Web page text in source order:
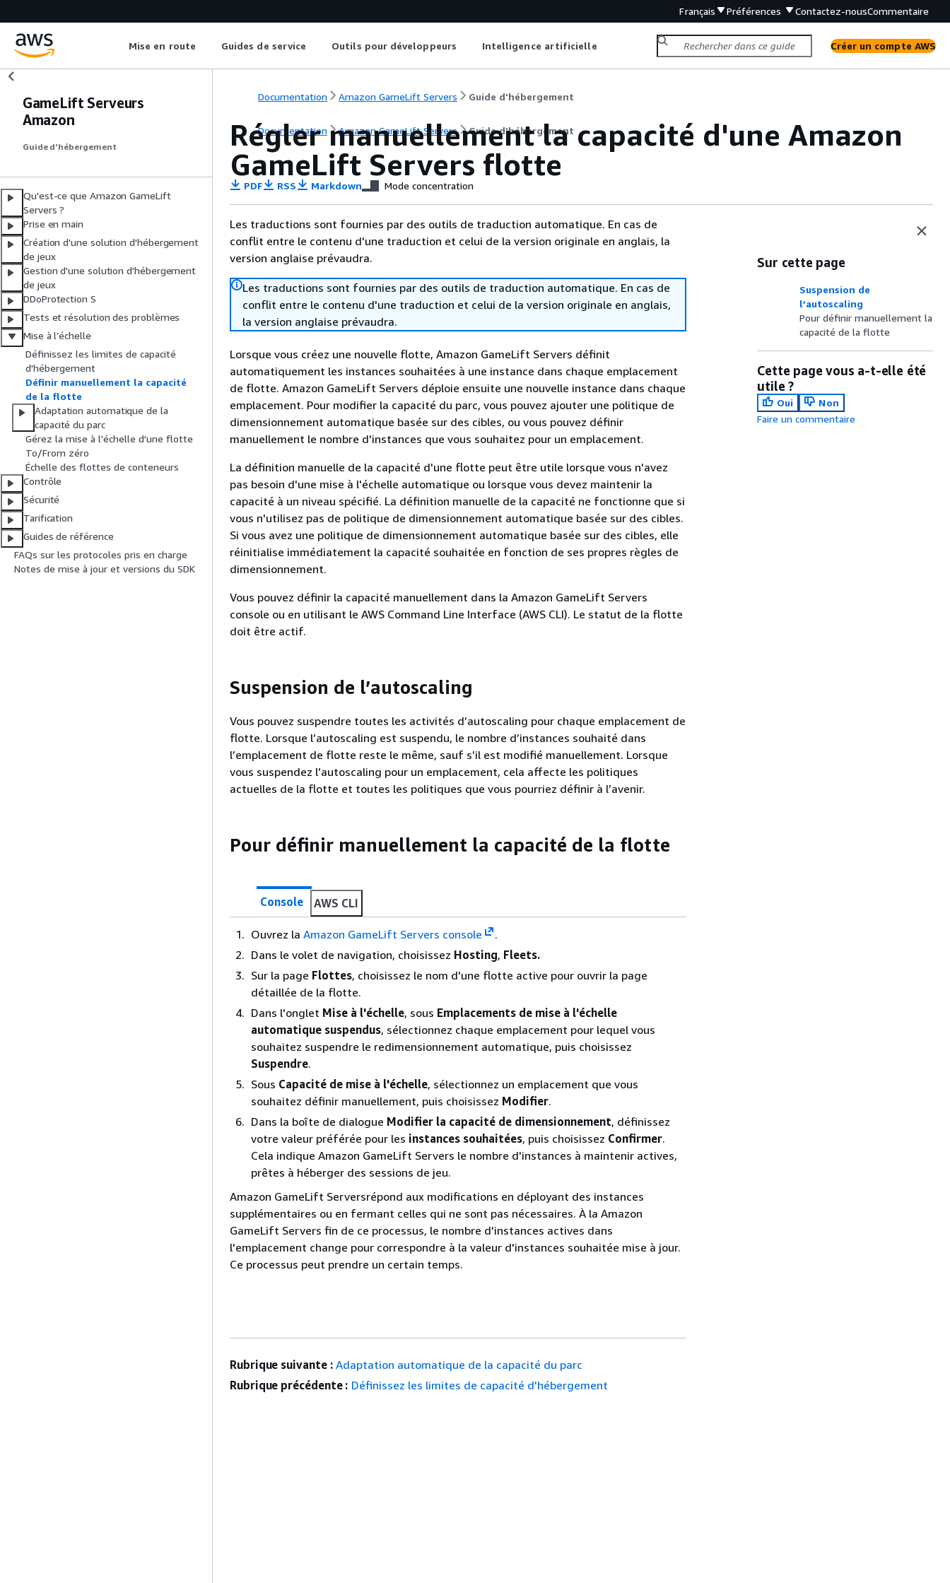
Français Préférences Contactez-nousCommentaire
Mise en route Guides de service Outils pour développeurs Intelligence artificielle Créer un compte AWS
GameLift Serveurs
Amazon
Guide d'hébergement
Qu'est-ce que Amazon GameLift
Servers ?
Prise en main
Création d'une solution d'hébergement
de jeux
Gestion d'une solution d'hébergement
de jeux
DDoProtection S
Tests et résolution des problèmes
Mise à l’échelle
Définissez les limites de capacité
d'hébergement
Définir manuellement la capacité
de la flotte
Adaptation automatique de la
capacité du parc
Gérez la mise à l'échelle d'une flotte
To/From zéro
Échelle des flottes de conteneurs
Contrôle
Sécurité
Tarification
Guides de référence
FAQs sur les protocoles pris en charge
Notes de mise à jour et versions du SDK
Documentation Amazon GameLift Servers Guide d'hébergement
Documentation Amazon GameLift Servers Guide d'hébergement
Régler manuellement la capacité d'une Amazon
GameLift Servers flotte
PDF RSS Markdown Mode concentration
Les traductions sont fournies par des outils de traduction automatique. En cas de
conflit entre le contenu d'une traduction et celui de la version originale en anglais, la
version anglaise prévaudra.
Les traductions sont fournies par des outils de traduction automatique. En cas de
conflit entre le contenu d'une traduction et celui de la version originale en anglais,
la version anglaise prévaudra.
Lorsque vous créez une nouvelle flotte, Amazon GameLift Servers définit
automatiquement les instances souhaitées à une instance dans chaque emplacement
de flotte. Amazon GameLift Servers déploie ensuite une nouvelle instance dans chaque
emplacement. Pour modifier la capacité du parc, vous pouvez ajouter une politique de
dimensionnement automatique basée sur des cibles, ou vous pouvez définir
manuellement le nombre d'instances que vous souhaitez pour un emplacement.
La définition manuelle de la capacité d'une flotte peut être utile lorsque vous n'avez
pas besoin d'une mise à l'échelle automatique ou lorsque vous devez maintenir la
capacité à un niveau spécifié. La définition manuelle de la capacité ne fonctionne que si
vous n'utilisez pas de politique de dimensionnement automatique basée sur des cibles.
Si vous avez une politique de dimensionnement automatique basée sur des cibles, elle
réinitialise immédiatement la capacité souhaitée en fonction de ses propres règles de
dimensionnement.
Vous pouvez définir la capacité manuellement dans la Amazon GameLift Servers
console ou en utilisant le AWS Command Line Interface (AWS CLI). Le statut de la flotte
doit être actif.
Suspension de l’autoscaling
Vous pouvez suspendre toutes les activités d’autoscaling pour chaque emplacement de
flotte. Lorsque l’autoscaling est suspendu, le nombre d’instances souhaité dans
l’emplacement de flotte reste le même, sauf s’il est modifié manuellement. Lorsque
vous suspendez l’autoscaling pour un emplacement, cela affecte les politiques
actuelles de la flotte et toutes les politiques que vous pourriez définir à l’avenir.
Pour définir manuellement la capacité de la flotte
Console AWS CLI
Ouvrez la Amazon GameLift Servers console
.
Dans le volet de navigation, choisissez Hosting, Fleets.
Sur la page Flottes, choisissez le nom d'une flotte active pour ouvrir la page
détaillée de la flotte.
Dans l'onglet Mise à l'échelle, sous Emplacements de mise à l'échelle
automatique suspendus, sélectionnez chaque emplacement pour lequel vous
souhaitez suspendre le redimensionnement automatique, puis choisissez
Suspendre.
Sous Capacité de mise à l'échelle, sélectionnez un emplacement que vous
souhaitez définir manuellement, puis choisissez Modifier.
Dans la boîte de dialogue Modifier la capacité de dimensionnement, définissez
votre valeur préférée pour les instances souhaitées, puis choisissez Confirmer.
Cela indique Amazon GameLift Servers le nombre d'instances à maintenir actives,
prêtes à héberger des sessions de jeu.
Amazon GameLift Serversrépond aux modifications en déployant des instances
supplémentaires ou en fermant celles qui ne sont pas nécessaires. À la Amazon
GameLift Servers fin de ce processus, le nombre d'instances actives dans
l'emplacement change pour correspondre à la valeur d'instances souhaitée mise à jour.
Ce processus peut prendre un certain temps.
Sur cette page
Suspension de
l’autoscaling
Pour définir manuellement la
capacité de la flotte
Cette page vous a-t-elle été
utile ?
Oui
Non
Faire un commentaire
Rubrique suivante : Adaptation automatique de la capacité du parc
Rubrique précédente : Définissez les limites de capacité d'hébergement